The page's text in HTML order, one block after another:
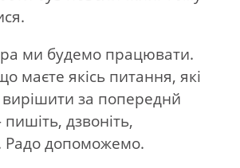
ми будемо працювати.
маєте якісь питання, які
вирішити за попереднй
дзвоніть,
Радо допоможемо.